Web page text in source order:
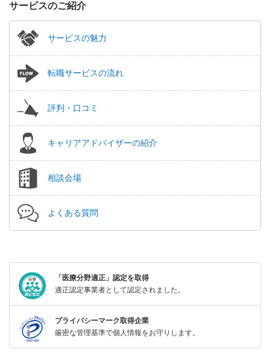
サービスのご紹介
サービスの魅力
転職サービスの流れ
評判・口コミ
キャリアアドバイザーの紹介
相談会場
よくある質問
「医療分野適正」認定を取得
適正認定事業者として認定されました。
プライバシーマーク取得企業
厳密な管理基準で個人情報をお守りします。